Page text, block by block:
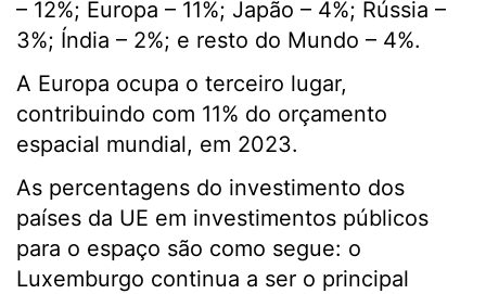
– 12%; Europa – 11%; Japão – 4%; Rússia –
3%; Índia – 2%; e resto do Mundo – 4%.
A Europa ocupa o terceiro lugar,
contribuindo com 11% do orçamento
espacial mundial, em 2023.
As percentagens do investimento dos
países da UE em investimentos públicos
para o espaço são como segue: o
Luxemburgo continua a ser o principal